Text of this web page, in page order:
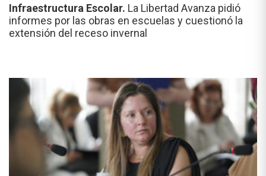
Infraestructura Escolar. La Libertad Avanza pidió
informes por las obras en escuelas y cuestionó la
extensión del receso invernal